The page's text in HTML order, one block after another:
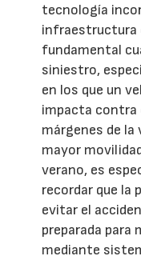
tecnología
infraestructura
fundamental
siniestro,
en los que un
impacta contra
márgenes de la
mayor
verano, es
recordar que la
evitar el
preparada para
mediante